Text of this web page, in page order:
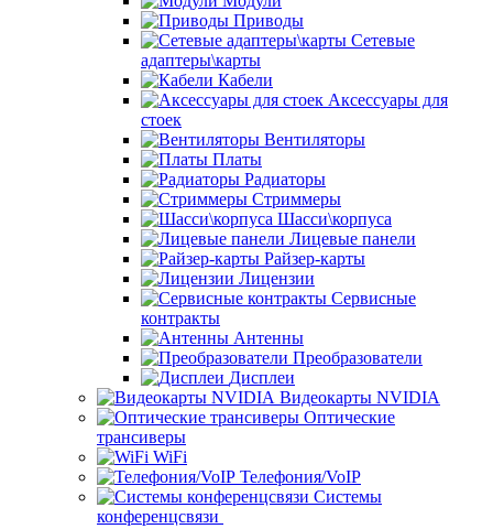
Приводы
Сетевые
адаптеры\карты
Кабели
Аксессуары для
стоек
Вентиляторы
Платы
Радиаторы
Стриммеры
Шасси\корпуса
Лицевые панели
Райзер-карты
Лицензии
Сервисные
контракты
Антенны
Преобразователи
Дисплеи
Видеокарты NVIDIA
Оптические
трансиверы
WiFi
Телефония/VoIP
Системы
конференцсвязи